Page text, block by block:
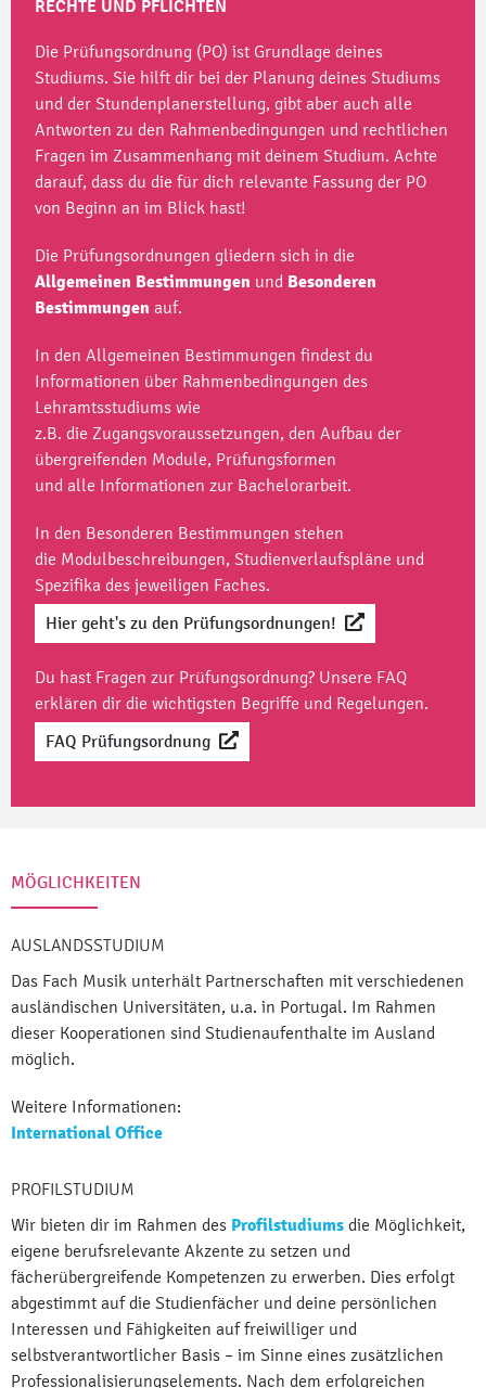
RECHTE UND PFLICHTEN
Die Prüfungsordnung (PO) ist Grundlage deines
Studiums. Sie hilft dir bei der Planung deines Studiums
und der Stundenplanerstellung, gibt aber auch alle
Antworten zu den Rahmenbedingungen und rechtlichen
Fragen im Zusammenhang mit deinem Studium. Achte
darauf, dass du die für dich relevante Fassung der PO
von Beginn an im Blick hast!
Die Prüfungsordnungen gliedern sich in die
Allgemeinen Bestimmungen und Besonderen
Bestimmungen auf.
In den Allgemeinen Bestimmungen findest du
Informationen über Rahmenbedingungen des
Lehramtsstudiums wie
z.B. die Zugangsvoraussetzungen, den Aufbau der
übergreifenden Module, Prüfungsformen
und alle Informationen zur Bachelorarbeit.
In den Besonderen Bestimmungen stehen
die Modulbeschreibungen, Studienverlaufspläne und
Spezifika des jeweiligen Faches.
Hier geht's zu den Prüfungsordnungen!
Du hast Fragen zur Prüfungsordnung? Unsere FAQ
erklären dir die wichtigsten Begriffe und Regelungen.
FAQ Prüfungsordnung
MÖGLICHKEITEN
AUSLANDSSTUDIUM
Das Fach Musik unterhält Partnerschaften mit verschiedenen
ausländischen Universitäten, u.a. in Portugal. Im Rahmen
dieser Kooperationen sind Studienaufenthalte im Ausland
möglich.
Weitere Informationen:
International Office
PROFILSTUDIUM
Wir bieten dir im Rahmen des Profilstudiums die Möglichkeit,
eigene berufsrelevante Akzente zu setzen und
fächerübergreifende Kompetenzen zu erwerben. Dies erfolgt
abgestimmt auf die Studienfächer und deine persönlichen
Interessen und Fähigkeiten auf freiwilliger und
selbstverantwortlicher Basis – im Sinne eines zusätzlichen
Professionalisierungselements. Nach dem erfolgreichen